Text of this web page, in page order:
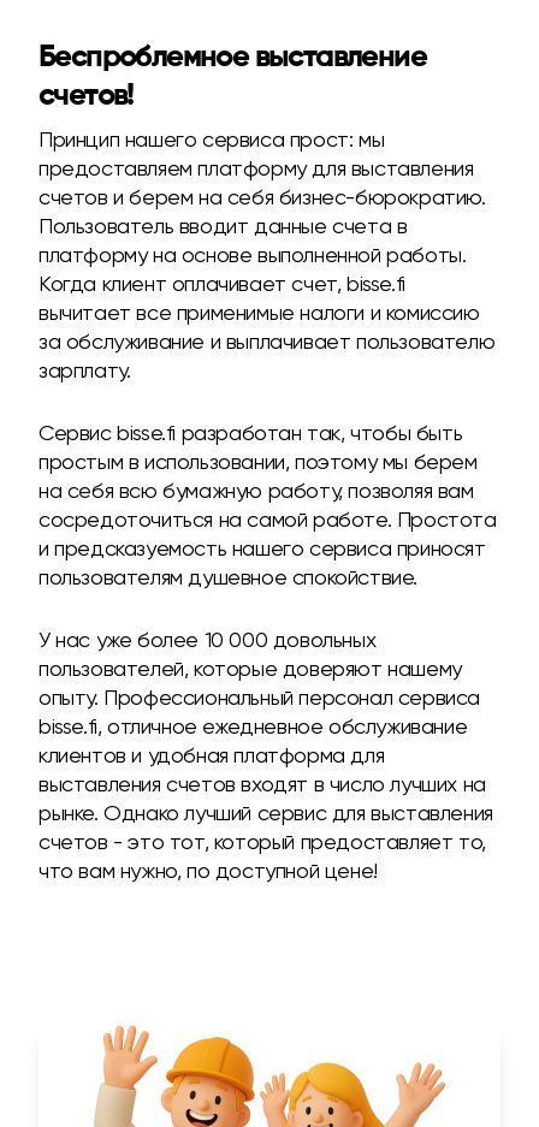
Беспроблемное выставление
счетов!
Принцип нашего сервиса прост: мы
предоставляем платформу для выставления
счетов и берем на себя бизнес-бюрократию.
Пользователь вводит данные счета в
платформу на основе выполненной работы.
Когда клиент оплачивает счет, bisse.fi
вычитает все применимые налоги и комиссию
за обслуживание и выплачивает пользователю
зарплату.
Сервис bisse.fi разработан так, чтобы быть
простым в использовании, поэтому мы берем
на себя всю бумажную работу, позволяя вам
сосредоточиться на самой работе. Простота
и предсказуемость нашего сервиса приносят
пользователям душевное спокойствие.
У нас уже более 10 000 довольных
пользователей, которые доверяют нашему
опыту. Профессиональный персонал сервиса
bisse.fi, отличное ежедневное обслуживание
клиентов и удобная платформа для
выставления счетов входят в число лучших на
рынке. Однако лучший сервис для выставления
счетов - это тот, который предоставляет то,
что вам нужно, по доступной цене!